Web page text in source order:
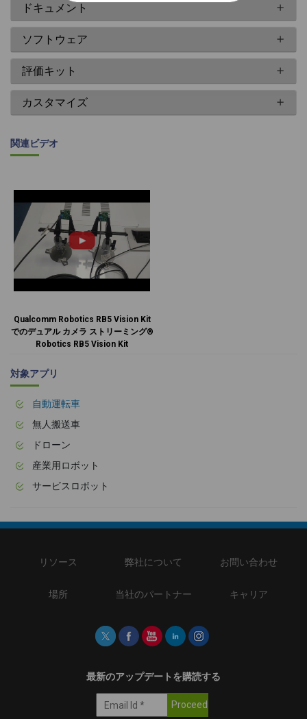
ドキュメント
ソフトウェア
評価キット
カスタマイズ
関連ビデオ
Qualcomm Robotics RB5 Vision Kit
でのデュアル カメラ ストリーミング®
Robotics RB5 Vision Kit
対象アプリ
自動運転車
無人搬送車
ドローン
産業用ロボット
サービスロボット
リソース 弊社について お問い合わせ
場所 当社のパートナー キャリア
最新のアップデートを購読する